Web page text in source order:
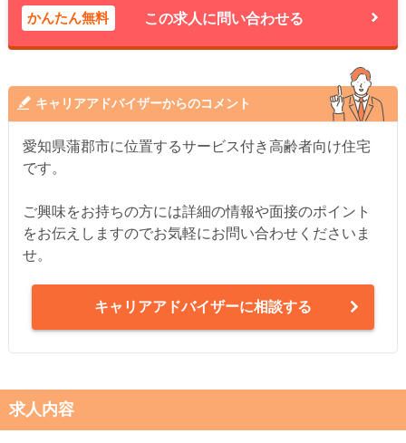
かんたん無料 この求人に問い合わせる
キャリアアドバイザーからのコメント
愛知県蒲郡市に位置するサービス付き高齢者向け住宅
です。
ご興味をお持ちの方には詳細の情報や面接のポイント
をお伝えしますのでお気軽にお問い合わせくださいま
せ。
キャリアアドバイザーに相談する
求人内容